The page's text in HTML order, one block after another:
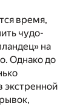
время,
чудо-
на
Однако до
экстренной